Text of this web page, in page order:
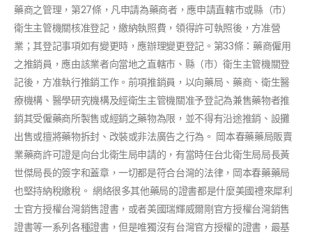
藥商之管理，第27條，凡申請為藥商者，應申請直轄市或縣（市）
衛生主管機關核准登記，繳納執照費，領得許可執照後，方准營
業；其登記事項如有變更時，應辦理變更登記。第33條：藥商僱用
之推銷員，應由該業者向當地之直轄市、縣（市）衛生主管機關登
記後，方准執行推銷工作。前項推銷員，以向藥局、藥商、衛生醫
療機構、醫學研究機構及經衛生主管機關准予登記為兼售藥物者推
銷其受僱藥商所製售或經銷之藥物為限，並不得有沿途推銷、設攤
出售或擅將藥物拆封、改裝或非法廣告之行為。 岡本春藥藥局販賣
業藥商許可證是向台北衛生局申請的，有當時任台北衛生局局長黃
世傑局長的簽字和蓋章，一切都是符合台灣的法律，岡本春藥藥局
也堅持納稅繳稅。 網絡很多其他藥局的證書都是什麼美國禮來犀利
士官方授權台灣銷售證書，或者美國瑞輝威爾剛官方授權台灣銷售
證書等一系列各種證書，但是唯獨沒有台灣官方授權的證書，最基